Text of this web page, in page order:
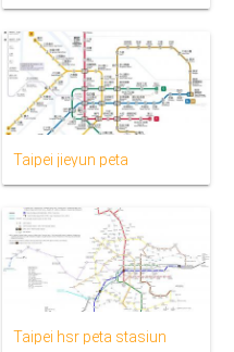
Taipei jieyun peta
Taipei hsr peta stasiun